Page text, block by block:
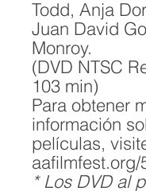
Todd, Anja
Juan David
Monroy.
(DVD NTSC
103 min)
Para obtener
información
películas,
aafilmfest.org/
* Los DVD al